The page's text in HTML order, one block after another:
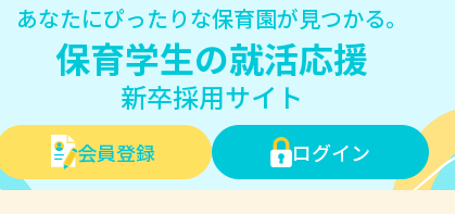
あなたにぴったりな保育園が見つかる。
保育学生の就活応援
新卒採用サイト
会員登録 ログイン